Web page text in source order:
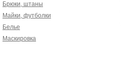
Брюки, штаны
Майки, футболки
Белье
Маскировка